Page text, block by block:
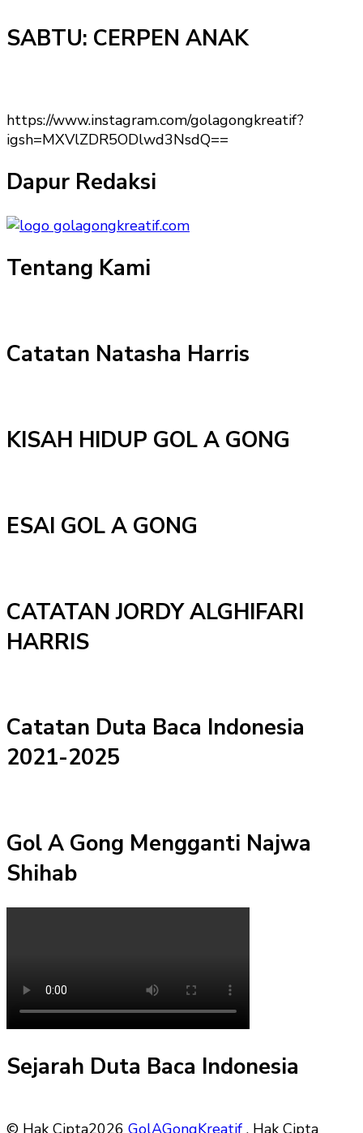
SABTU: CERPEN ANAK
https://www.instagram.com/golagongkreatif?
igsh=MXVlZDR5ODlwd3NsdQ==
Dapur Redaksi
Tentang Kami
Catatan Natasha Harris
KISAH HIDUP GOL A GONG
ESAI GOL A GONG
CATATAN JORDY ALGHIFARI
HARRIS
Catatan Duta Baca Indonesia
2021-2025
Gol A Gong Mengganti Najwa
Shihab
Sejarah Duta Baca Indonesia